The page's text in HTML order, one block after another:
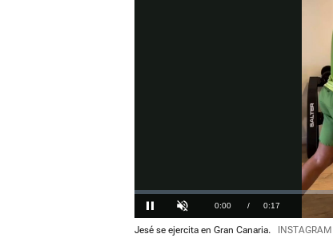
Pausa Unmute Current
Time
0:00 / Duration
0:17
Loaded:
0.00%
Jesé se ejercita en Gran Canaria. INSTAGRAM